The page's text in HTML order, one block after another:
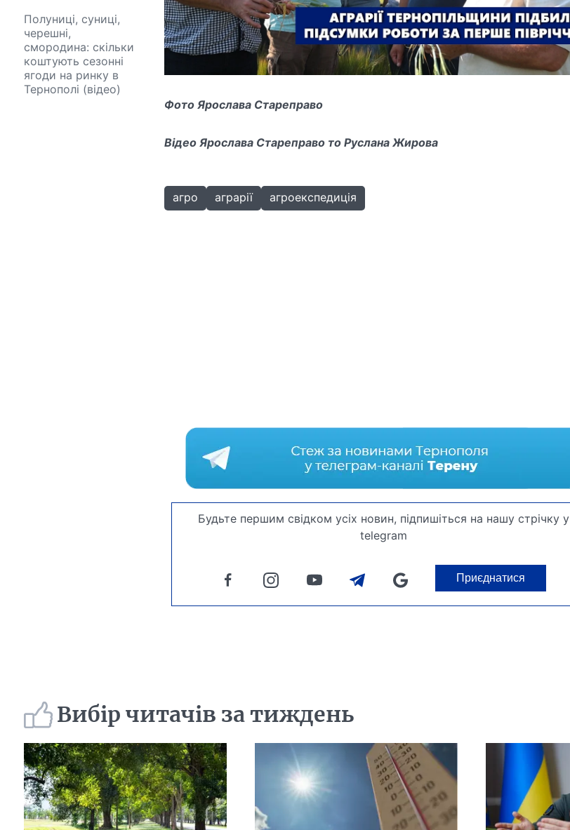
Полуниці, суниці,
черешні,
смородина: скільки
коштують сезонні
ягоди на ринку в
Тернополі (відео)
Фото Ярослава Стареправо
Відео Ярослава Стареправо то Руслана Жирова
агро аграрії агроекспедиція
Будьте першим свідком усіх новин, підпишіться на нашу стрічку у
telegram
Приєднатися
Вибір читачів за тиждень